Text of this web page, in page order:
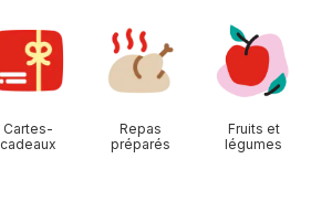
Cartes-
cadeaux
Repas
préparés
Fruits et
légumes